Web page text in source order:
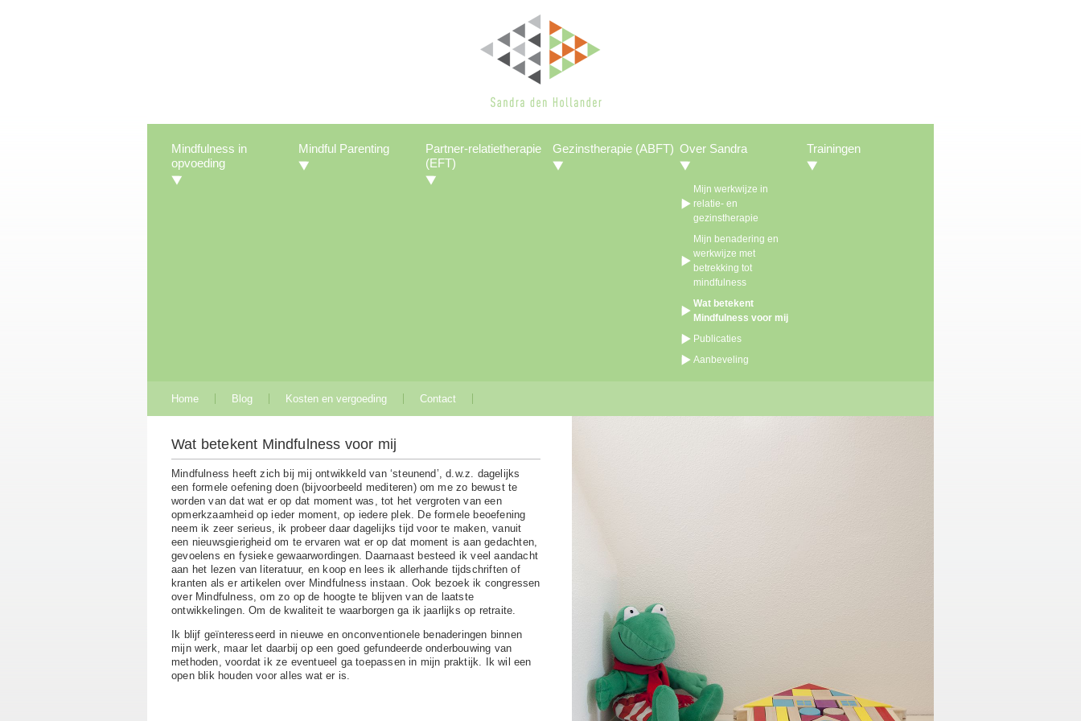
Mindfulness in
opvoeding
Mindful Parenting
Partner-relatietherapie
(EFT)
Gezinstherapie (ABFT) Over Sandra
Mijn werkwijze in
relatie- en
gezinstherapie
Mijn benadering en
werkwijze met
betrekking tot
mindfulness
Wat betekent
Mindfulness voor mij
Publicaties
Aanbeveling
Trainingen
Home Blog Kosten en vergoeding Contact
Wat betekent Mindfulness voor mij
Mindfulness heeft zich bij mij ontwikkeld van ‘steunend’, d.w.z. dagelijks
een formele oefening doen (bijvoorbeeld mediteren) om me zo bewust te
worden van dat wat er op dat moment was, tot het vergroten van een
opmerkzaamheid op ieder moment, op iedere plek. De formele beoefening
neem ik zeer serieus, ik probeer daar dagelijks tijd voor te maken, vanuit
een nieuwsgierigheid om te ervaren wat er op dat moment is aan gedachten,
gevoelens en fysieke gewaarwordingen. Daarnaast besteed ik veel aandacht
aan het lezen van literatuur, en koop en lees ik allerhande tijdschriften of
kranten als er artikelen over Mindfulness instaan. Ook bezoek ik congressen
over Mindfulness, om zo op de hoogte te blijven van de laatste
ontwikkelingen. Om de kwaliteit te waarborgen ga ik jaarlijks op retraite.
Ik blijf geïnteresseerd in nieuwe en onconventionele benaderingen binnen
mijn werk, maar let daarbij op een goed gefundeerde onderbouwing van
methoden, voordat ik ze eventueel ga toepassen in mijn praktijk. Ik wil een
open blik houden voor alles wat er is.